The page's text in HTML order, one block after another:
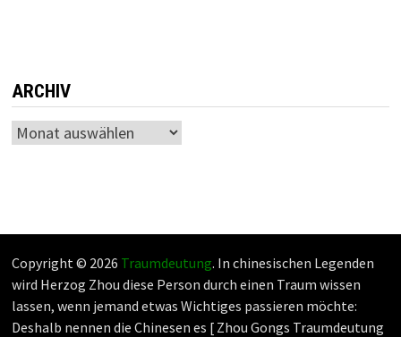
ARCHIV
Archiv
Copyright © 2026 Traumdeutung. In chinesischen Legenden
wird Herzog Zhou diese Person durch einen Traum wissen
lassen, wenn jemand etwas Wichtiges passieren möchte:
Deshalb nennen die Chinesen es [ Zhou Gongs Traumdeutung